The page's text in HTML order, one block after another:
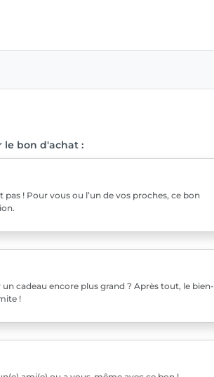
le bon d'achat :
pas ! Pour vous ou l’un de vos proches, ce bon
cadeau encore plus grand ? Après tout, le bien-
!